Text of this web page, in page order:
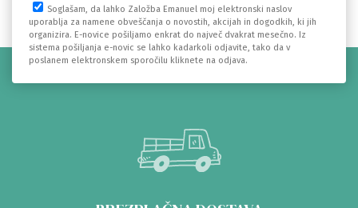
Soglašam, da lahko Založba Emanuel moj elektronski naslov
uporablja za namene obveščanja o novostih, akcijah in dogodkih, ki jih
organizira. E-novice pošiljamo enkrat do največ dvakrat mesečno. Iz
sistema pošiljanja e-novic se lahko kadarkoli odjavite, tako da v
poslanem elektronskem sporočilu kliknete na odjava.